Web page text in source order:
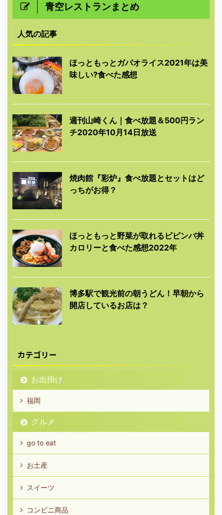
青空レストランまとめ
人気の記事
ほっともっとガパオライス2021年は美
味しい?食べた感想
週刊山崎くん｜食べ放題＆500円ラン
チ2020年10月14日放送
焼肉館『彩炉』食べ放題とセットはど
っちがお得？
ほっともっと野菜が取れるビビンバ丼
カロリーと食べた感想2022年
博多駅で観光前の朝うどん！早朝から
開店しているお店は？
カテゴリー
お出掛け
福岡
グルメ
go to eat
お土産
スイーツ
コンビニ商品